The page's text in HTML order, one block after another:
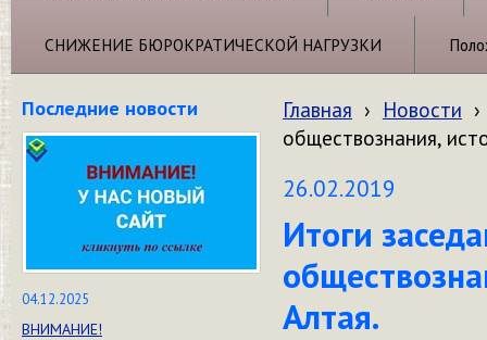
СНИЖЕНИЕ БЮРОКРАТИЧЕСКОЙ НАГРУЗКИ
Последние новости
04.12.2025
ВНИМАНИЕ!
Главная › Новости ›
обществознания,
26.02.2019
Итоги
Алтая.